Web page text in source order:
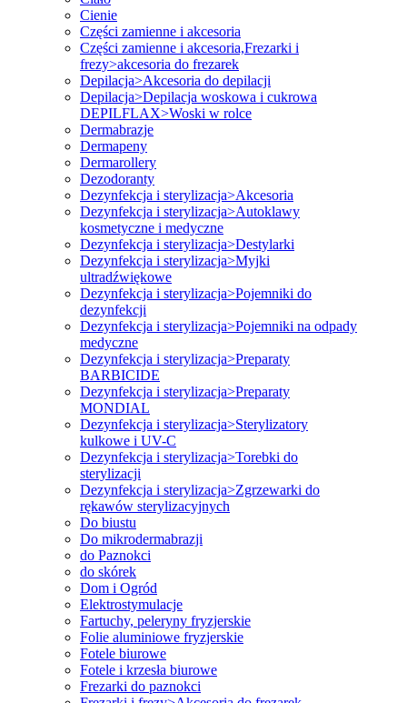
Cienie
Części zamienne i akcesoria
Części zamienne i akcesoria,Frezarki i
frezy>akcesoria do frezarek
Depilacja>Akcesoria do depilacji
Depilacja>Depilacja woskowa i cukrowa
DEPILFLAX>Woski w rolce
Dermabrazje
Dermapeny
Dermarollery
Dezodoranty
Dezynfekcja i sterylizacja>Akcesoria
Dezynfekcja i sterylizacja>Autoklawy
kosmetyczne i medyczne
Dezynfekcja i sterylizacja>Destylarki
Dezynfekcja i sterylizacja>Myjki
ultradźwiękowe
Dezynfekcja i sterylizacja>Pojemniki do
dezynfekcji
Dezynfekcja i sterylizacja>Pojemniki na odpady
medyczne
Dezynfekcja i sterylizacja>Preparaty
BARBICIDE
Dezynfekcja i sterylizacja>Preparaty
MONDIAL
Dezynfekcja i sterylizacja>Sterylizatory
kulkowe i UV-C
Dezynfekcja i sterylizacja>Torebki do
sterylizacji
Dezynfekcja i sterylizacja>Zgrzewarki do
rękawów sterylizacyjnych
Do biustu
Do mikrodermabrazji
do Paznokci
do skórek
Dom i Ogród
Elektrostymulacje
Fartuchy, peleryny fryzjerskie
Folie aluminiowe fryzjerskie
Fotele biurowe
Fotele i krzesła biurowe
Frezarki do paznokci